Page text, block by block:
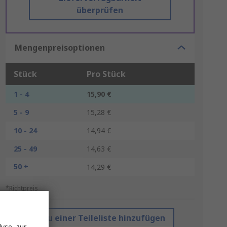
überprüfen
Mengenpreisoptionen
Stück Pro Stück
1 - 4
15,90 €
5 - 9
15,28 €
10 - 24
14,94 €
25 - 49
14,63 €
50 +
14,29 €
*Richtpreis
Zu einer Teileliste hinzufügen